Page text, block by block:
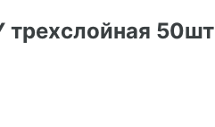
трехслойная 50шт